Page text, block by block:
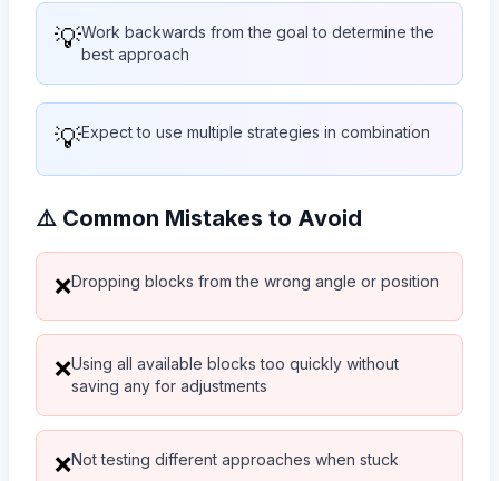
💡Work backwards from the goal to determine the
best approach
💡Expect to use multiple strategies in combination
⚠️ Common Mistakes to Avoid
❌Dropping blocks from the wrong angle or position
❌Using all available blocks too quickly without
saving any for adjustments
❌Not testing different approaches when stuck